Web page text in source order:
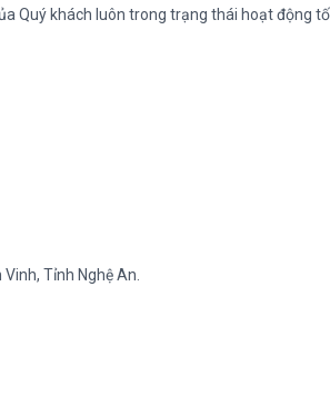
Quý khách luôn trong trạng thái hoạt động
Tỉnh Nghệ An.